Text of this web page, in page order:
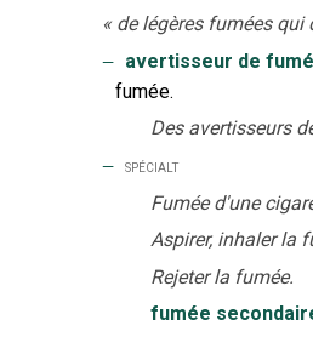
« de légères fumées
‒ avertisseur de
fumée.
Des avertisseurs
‒ spécialt
Fumée d'une
Aspirer, inhaler la
Rejeter la fumée.
fumée